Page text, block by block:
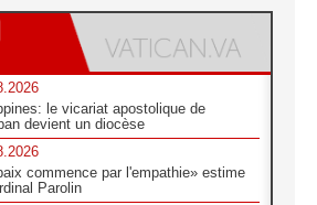
le vicariat apostolique de
devient un diocèse
commence par l'empathie» estime
Parolin